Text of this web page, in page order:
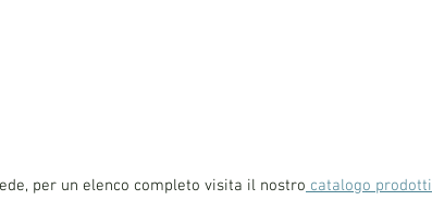
per un elenco completo visita il nostro catalogo prodotti